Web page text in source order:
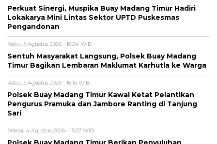
Perkuat Sinergi, Muspika Buay Madang Timur Hadiri
Lokakarya Mini Lintas Sektor UPTD Puskesmas
Pengandonan
Rabu, 5 Agustus 2026 - 16:24 WIB
Sentuh Masyarakat Langsung, Polsek Buay Madang
Timur Bagikan Lembaran Maklumat Karhutla ke Warga
Rabu, 5 Agustus 2026 - 16:15 WIB
Polsek Buay Madang Timur Kawal Ketat Pelantikan
Pengurus Pramuka dan Jambore Ranting di Tanjung
Sari
Selasa, 4 Agustus 2026 - 15:27 WIB